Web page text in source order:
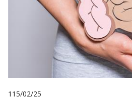
115/02/25